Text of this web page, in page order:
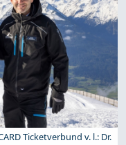
Ticketverbund v. l.: Dr.